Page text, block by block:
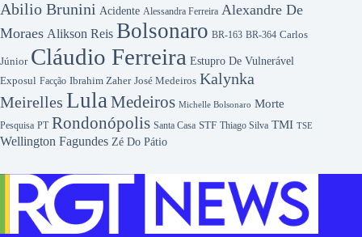
Abilio Brunini Acidente Alessandra Ferreira Alexandre De
Moraes Alikson Reis Bolsonaro BR-163 BR-364 Carlos
Júnior Cláudio Ferreira Estupro De Vulnerável
Exposul Facção Ibrahim Zaher José Medeiros Kalynka
Meirelles LulaMedeiros Michelle Bolsonaro Morte
Pesquisa PT Rondonópolis Santa Casa STF Thiago Silva TMI TSE
Wellington Fagundes Zé Do Pátio